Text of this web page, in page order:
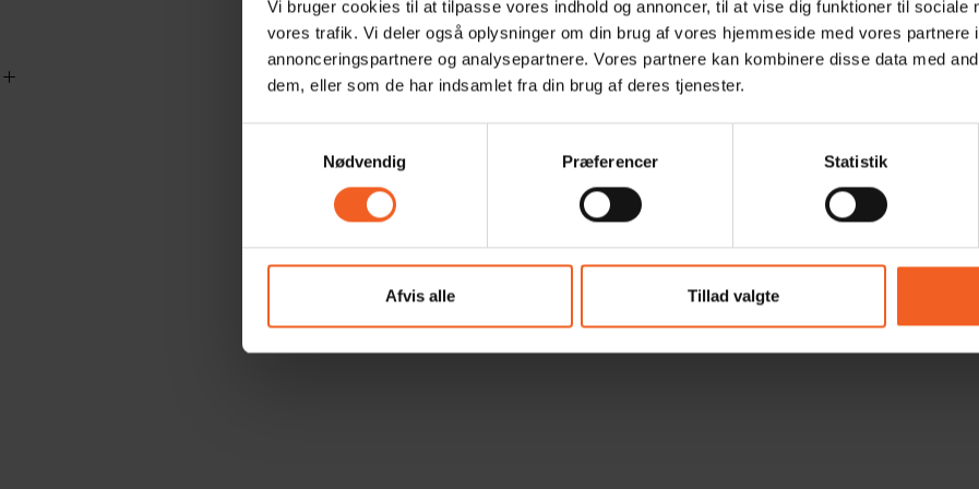
Vi bruger cookies til at tilpasse vores indhold og annoncer, til at vise dig funktioner til sociale
vores trafik. Vi deler også oplysninger om din brug af vores hjemmeside med vores partnere
annonceringspartnere og analysepartnere. Vores partnere kan kombinere disse data med
dem, eller som de har indsamlet fra din brug af deres tjenester.
Nødvendig
Præferencer Statistik
Afvis alle Tillad valgte